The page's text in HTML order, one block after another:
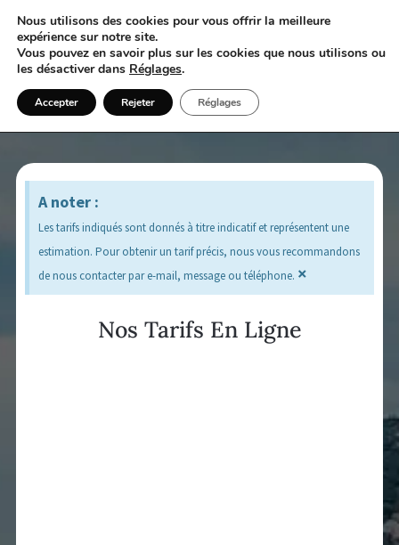
A noter :
Les tarifs indiqués sont donnés à titre indicatif et représentent une
estimation. Pour obtenir un tarif précis, nous vous recommandons
de nous contacter par e-mail, message ou téléphone. ×
Nos Tarifs En Ligne
Nous utilisons des cookies pour vous offrir la meilleure
expérience sur notre site.
Vous pouvez en savoir plus sur les cookies que nous utilisons ou
les désactiver dans Réglages.
Accepter Rejeter Réglages